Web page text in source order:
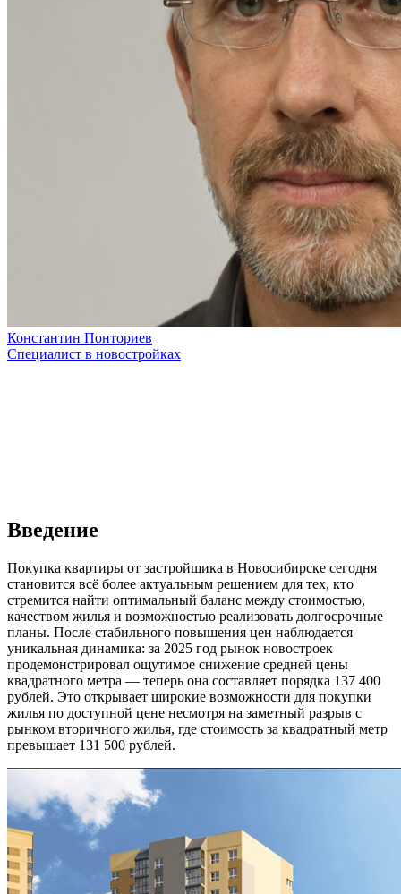
Константин Понториев
Специалист в новостройках
Введение
Покупка квартиры от застройщика в Новосибирске сегодня
становится всё более актуальным решением для тех, кто
стремится найти оптимальный баланс между стоимостью,
качеством жилья и возможностью реализовать долгосрочные
планы. После стабильного повышения цен наблюдается
уникальная динамика: за 2025 год рынок новостроек
продемонстрировал ощутимое снижение средней цены
квадратного метра — теперь она составляет порядка 137 400
рублей. Это открывает широкие возможности для покупки
жилья по доступной цене несмотря на заметный разрыв с
рынком вторичного жилья, где стоимость за квадратный метр
превышает 131 500 рублей.